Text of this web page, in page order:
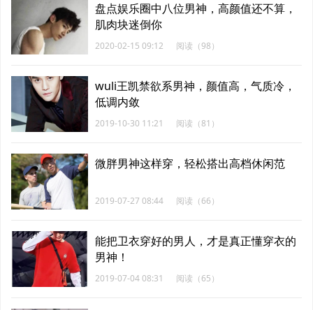
盘点娱乐圈中八位男神，高颜值还不算，
肌肉块迷倒你
2020-02-15 09:12 阅读（98）
wuli王凯禁欲系男神，颜值高，气质冷，
低调内敛
2019-10-30 11:21 阅读（81）
微胖男神这样穿，轻松搭出高档休闲范
2019-07-27 08:44 阅读（66）
能把卫衣穿好的男人，才是真正懂穿衣的
男神！
2019-07-04 08:31 阅读（65）